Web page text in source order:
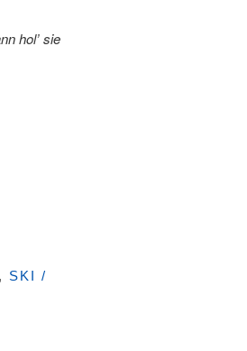
hol’ sie
, SKI /